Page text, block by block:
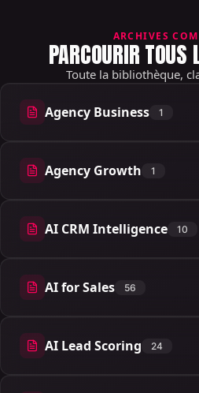
ARCHIVES
PARCOURIR TOUS
Toute la bibliothèque,
Agency Business 1
1 articles
Agency Growth 1
1 articles
AI CRM Intelligence 10
10 articles
AI for Sales 56
56 articles
AI Lead Scoring 24
24 articles